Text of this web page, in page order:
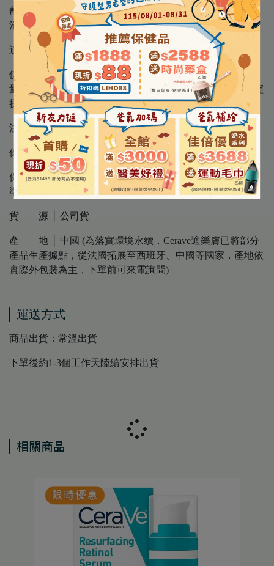
劑 型 │ 質地很水，流動性高，搓揉後會有細緻的綿密
泡沫，讓你感受無摩擦力洗淨肌膚
適用膚質 │ 適合敏感肌、一般肌
使用方法 │ 早晚都可以使用，軟化角質、清潔身體，取適
量本品於掌心，搓揉起豐富泡沫後塗抹在打濕的肌膚上，輕
揉按摩後以清水沖洗臉部與全身
注意事項 │ 使用後如有異常，請暫停使用
保存方法 │ 請置於室內陰涼處，避免陽光及潮濕環境
保存期限 │ 3年 ( 因每批效期可能不同，請以外包裝標示為
準 )
貨 源 │ 公司貨
產 地 │ 中國 (為落實環境永續，Cerave適樂膚已將部分
產品生產據點，從法國拓展至西班牙、中國等國家，產地依
實際外包裝為主，下單前可來電詢問)
運送方式
商品出貨：常溫出貨
下單後約1-3個工作天陸續安排出貨
相關商品